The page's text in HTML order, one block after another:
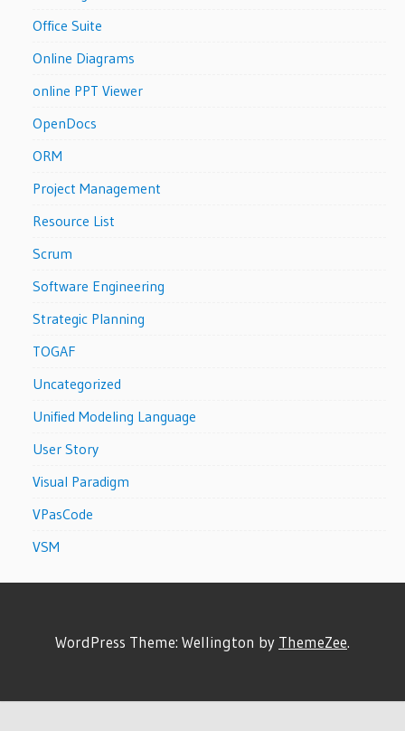
Office Suite
Online Diagrams
online PPT Viewer
OpenDocs
ORM
Project Management
Resource List
Scrum
Software Engineering
Strategic Planning
TOGAF
Uncategorized
Unified Modeling Language
User Story
Visual Paradigm
VPasCode
VSM
WordPress Theme: Wellington by ThemeZee.